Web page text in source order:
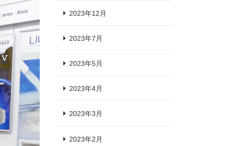
2023年12月
2023年7月
2023年5月
2023年4月
2023年3月
2023年2月